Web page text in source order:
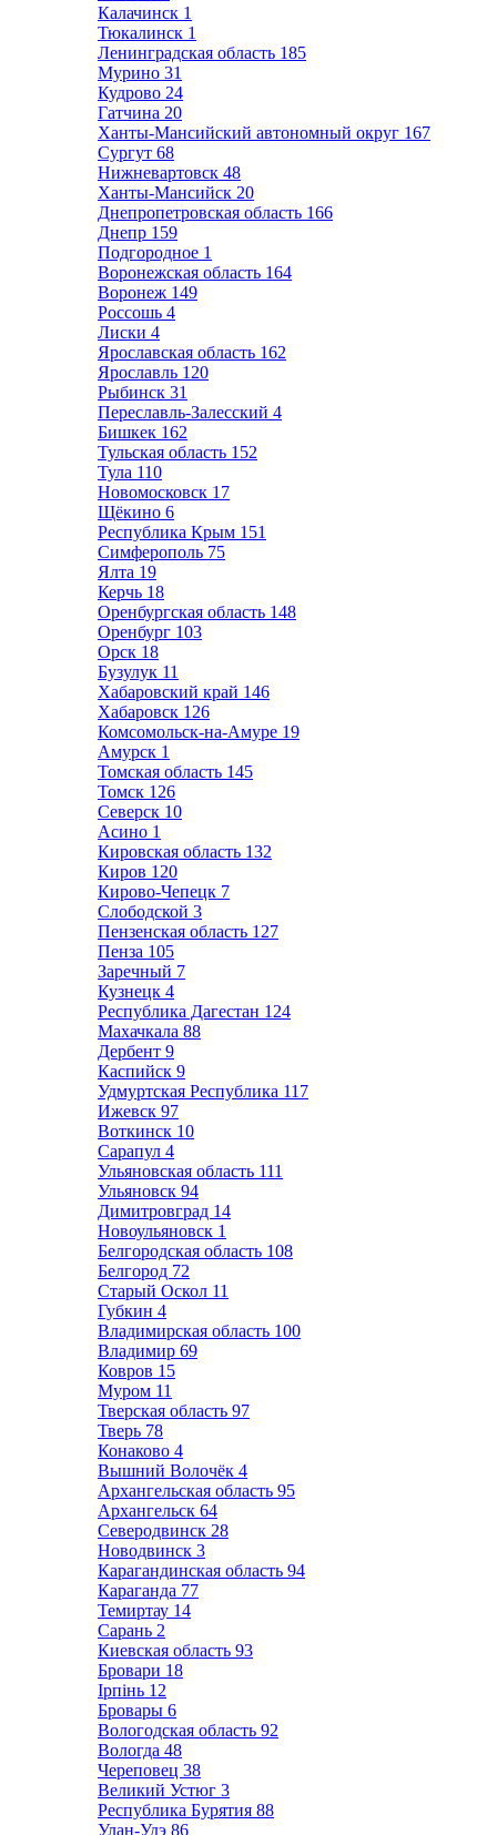
Калачинск 1
Тюкалинск 1
Ленинградская область 185
Мурино 31
Кудрово 24
Гатчина 20
Ханты-Мансийский автономный округ 167
Сургут 68
Нижневартовск 48
Ханты-Мансийск 20
Днепропетровская область 166
Днепр 159
Подгородное 1
Воронежская область 164
Воронеж 149
Россошь 4
Лиски 4
Ярославская область 162
Ярославль 120
Рыбинск 31
Переславль-Залесский 4
Бишкек 162
Тульская область 152
Тула 110
Новомосковск 17
Щёкино 6
Республика Крым 151
Симферополь 75
Ялта 19
Керчь 18
Оренбургская область 148
Оренбург 103
Орск 18
Бузулук 11
Хабаровский край 146
Хабаровск 126
Комсомольск-на-Амуре 19
Амурск 1
Томская область 145
Томск 126
Северск 10
Асино 1
Кировская область 132
Киров 120
Кирово-Чепецк 7
Слободской 3
Пензенская область 127
Пенза 105
Заречный 7
Кузнецк 4
Республика Дагестан 124
Махачкала 88
Дербент 9
Каспийск 9
Удмуртская Республика 117
Ижевск 97
Воткинск 10
Сарапул 4
Ульяновская область 111
Ульяновск 94
Димитровград 14
Новоульяновск 1
Белгородская область 108
Белгород 72
Старый Оскол 11
Губкин 4
Владимирская область 100
Владимир 69
Ковров 15
Муром 11
Тверская область 97
Тверь 78
Конаково 4
Вышний Волочёк 4
Архангельская область 95
Архангельск 64
Северодвинск 28
Новодвинск 3
Карагандинская область 94
Караганда 77
Темиртау 14
Сарань 2
Киевская область 93
Бровари 18
Ірпінь 12
Бровары 6
Вологодская область 92
Вологда 48
Череповец 38
Великий Устюг 3
Республика Бурятия 88
Улан-Удэ 86